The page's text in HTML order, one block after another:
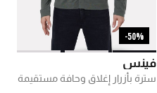
50%-
فينس
سترة بأزرار إغلاق وحافة مستقيمة